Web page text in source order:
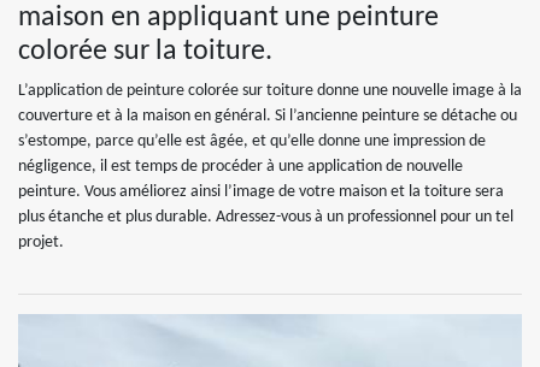
maison en appliquant une peinture
colorée sur la toiture.
L’application de peinture colorée sur toiture donne une nouvelle image à la
couverture et à la maison en général. Si l’ancienne peinture se détache ou
s’estompe, parce qu’elle est âgée, et qu’elle donne une impression de
négligence, il est temps de procéder à une application de nouvelle
peinture. Vous améliorez ainsi l’image de votre maison et la toiture sera
plus étanche et plus durable. Adressez-vous à un professionnel pour un tel
projet.